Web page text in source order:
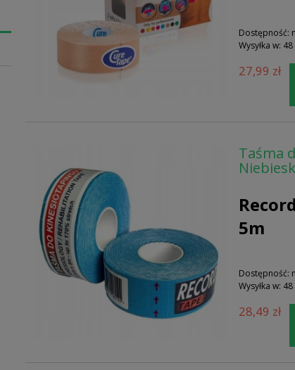
Dostępność:
Wysyłka w:
27,99 zł
Taśma
5m
Dostępność:
Wysyłka w:
28,49 zł